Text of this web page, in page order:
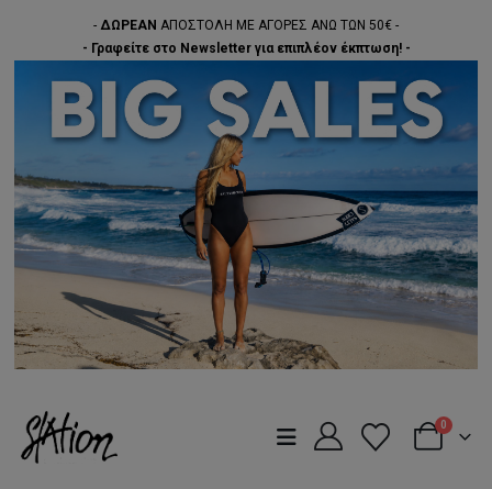
- ΔΩΡΕΑΝ ΑΠΟΣΤΟΛΗ ΜΕ ΑΓΟΡΕΣ ΑΝΩ ΤΩΝ 50€ -
- Γραφείτε στο Newsletter για επιπλέον έκπτωση! -
0